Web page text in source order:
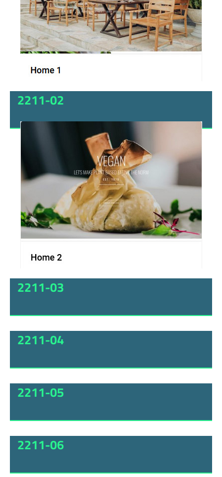
2211-02
2211-03
2211-04
2211-05
2211-06